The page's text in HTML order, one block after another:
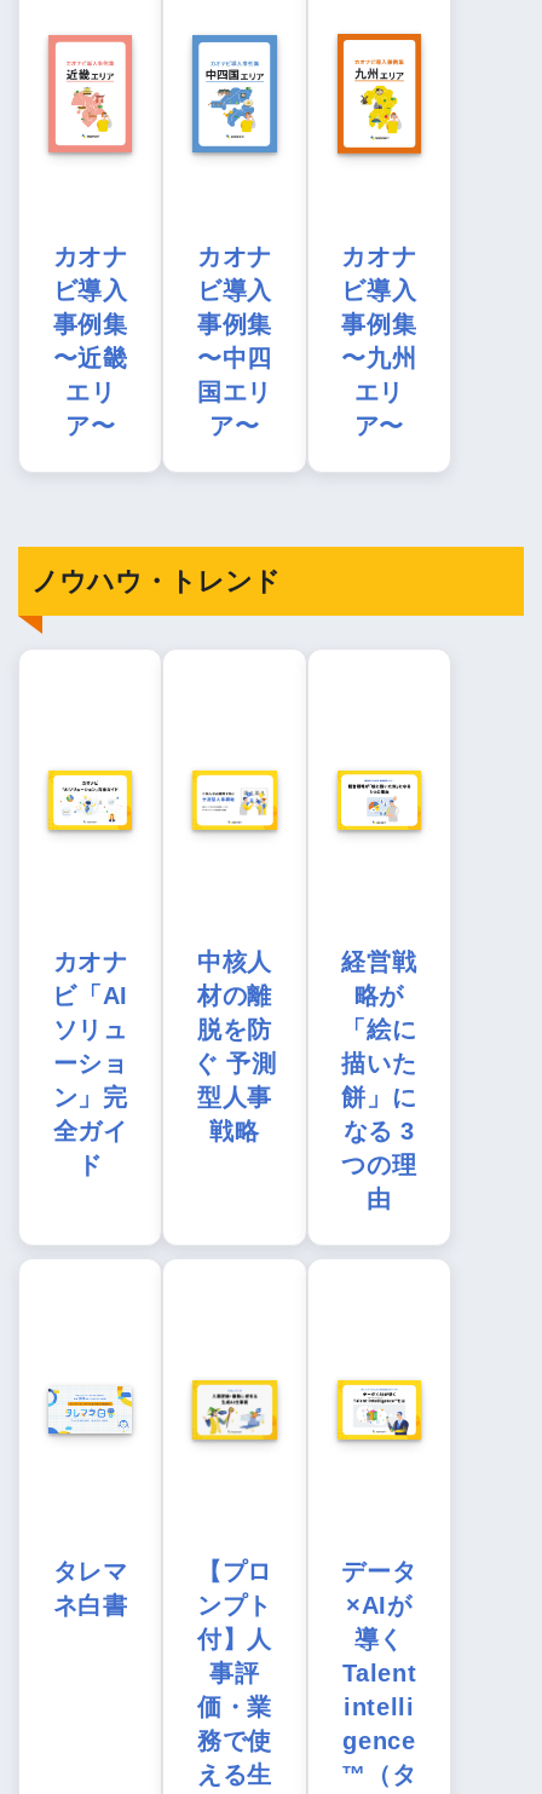
カオナ
ビ導入
事例集
〜近畿
エリ
ア〜
カオナ
ビ導入
事例集
〜中四
国エリ
ア〜
カオナ
ビ導入
事例集
〜九州
エリ
ア〜
ノウハウ・トレンド
カオナ
ビ「AI
ソリュ
ーショ
ン」完
全ガイ
ド
中核人
材の離
脱を防
ぐ 予測
型人事
戦略
経営戦
略が
「絵に
描いた
餅」に
なる 3
つの理
由
タレマ
ネ白書
【プロ
ンプト
付】人
事評
価・業
務で使
える生
データ
×AIが
導く
Talent
intelli
gence
™（タ